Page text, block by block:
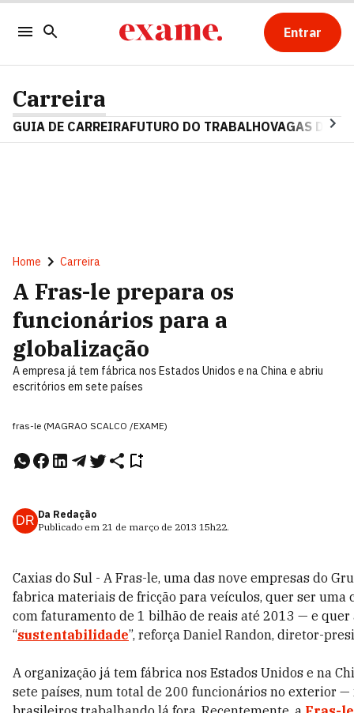
Entrar
Carreira
GUIA DE CARREIRAFUTURO DO TRABALHOVAGAS DE
Home Carreira
A Fras-le prepara os
funcionários para a
globalização
A empresa já tem fábrica nos Estados Unidos e na China e abriu
escritórios em sete países
fras-le (MAGRAO SCALCO /EXAME)
DR Da Redação
Publicado em 21 de março de 2013 15h22.
Caxias do Sul - A Fras-le, uma das nove empresas do
fabrica materiais de fricção para veículos, quer ser uma
com faturamento de 1 bilhão de reais até 2013 — e quer
“sustentabilidade”, reforça Daniel Randon, diretor-
A organização já tem fábrica nos Estados Unidos e na
sete países, num total de 200 funcionários no exterior —